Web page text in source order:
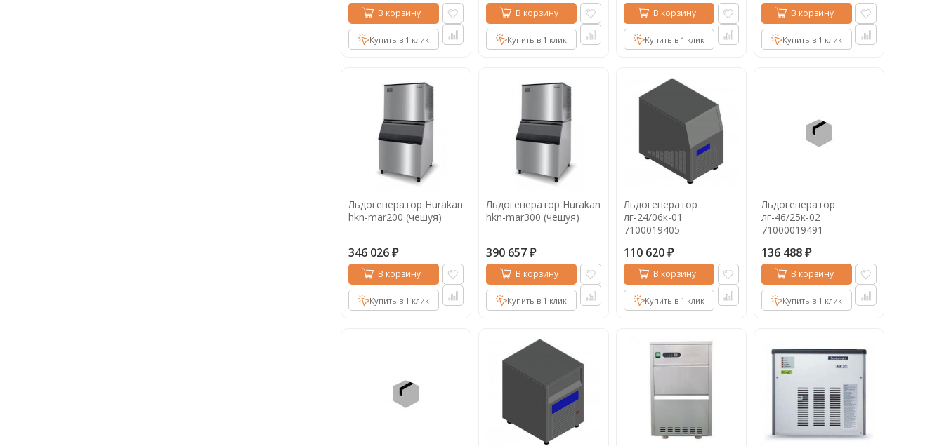
В корзину
Купить в 1 клик
В корзину
Купить в 1 клик
В корзину
Купить в 1 клик
В корзину
Купить в 1 клик
Льдогенератор Hurakan
hkn-mar200 (чешуя)
346 026 ₽
В корзину
Купить в 1 клик
Льдогенератор Hurakan
hkn-mar300 (чешуя)
390 657 ₽
В корзину
Купить в 1 клик
Льдогенератор
лг-24/06к-01
7100019405
110 620 ₽
В корзину
Купить в 1 клик
Льдогенератор
лг-46/25к-02
71000019491
136 488 ₽
В корзину
Купить в 1 клик